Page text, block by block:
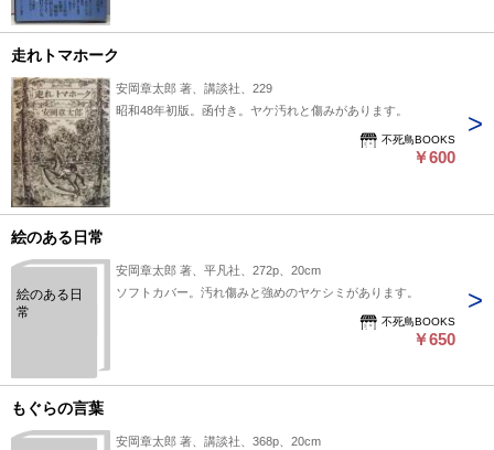
走れトマホーク
安岡章太郎 著、講談社、229
昭和48年初版。函付き。ヤケ汚れと傷みがあります。
不死鳥BOOKS
￥600
絵のある日常
絵のある日
常
安岡章太郎 著、平凡社、272p、20cm
ソフトカバー。汚れ傷みと強めのヤケシミがあります。
不死鳥BOOKS
￥650
もぐらの言葉
安岡章太郎 著、講談社、368p、20cm